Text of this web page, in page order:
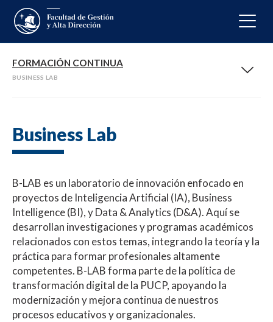
FORMACIÓN CONTINUA
BUSINESS LAB
Business Lab
B-LAB es un laboratorio de innovación enfocado en
proyectos de Inteligencia Artificial (IA), Business
Intelligence (BI), y Data & Analytics (D&A). Aquí se
desarrollan investigaciones y programas académicos
relacionados con estos temas, integrando la teoría y la
práctica para formar profesionales altamente
competentes. B-LAB forma parte de la política de
transformación digital de la PUCP, apoyando la
modernización y mejora continua de nuestros
procesos educativos y organizacionales.